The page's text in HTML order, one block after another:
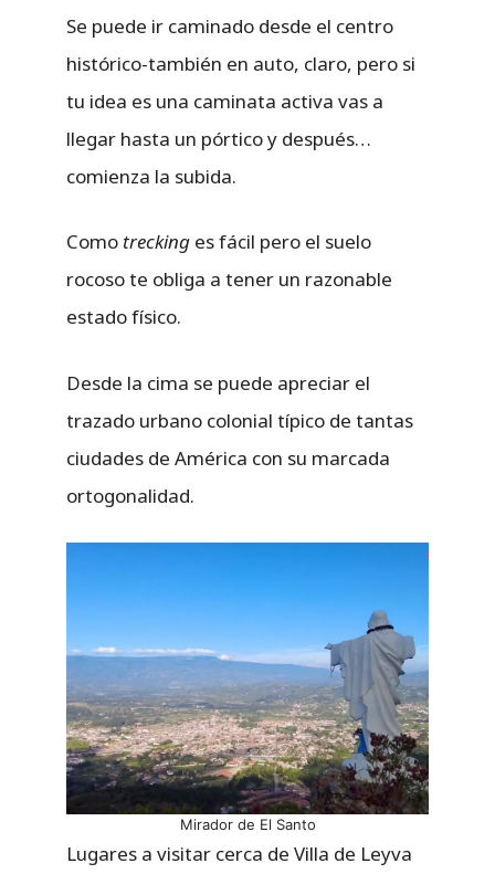
Se puede ir caminado desde el centro
histórico-también en auto, claro, pero si
tu idea es una caminata activa vas a
llegar hasta un pórtico y después…
comienza la subida.
Como trecking es fácil pero el suelo
rocoso te obliga a tener un razonable
estado físico.
Desde la cima se puede apreciar el
trazado urbano colonial típico de tantas
ciudades de América con su marcada
ortogonalidad.
Mirador de El Santo
Lugares a visitar cerca de Villa de Leyva